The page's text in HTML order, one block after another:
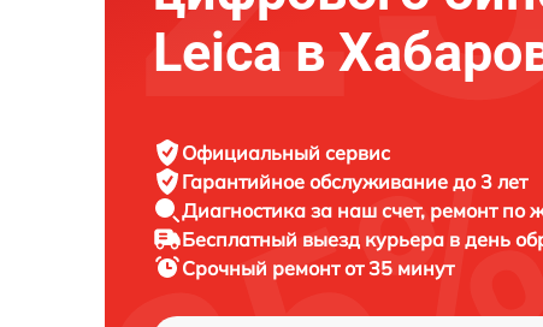
Leica в
Официальный сервис
Гарантийное обслуживание до 3 лет
Диагностика за наш счет, ремонт по
Бесплатный выезд курьера в день
Срочный ремонтот 35 минут